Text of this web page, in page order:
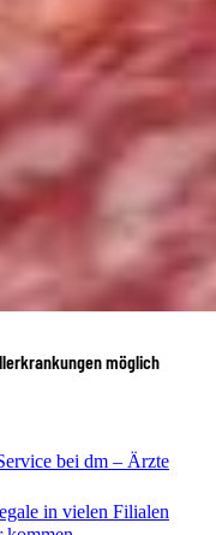
möglich
bei dm – Ärzte
in vielen Filialen